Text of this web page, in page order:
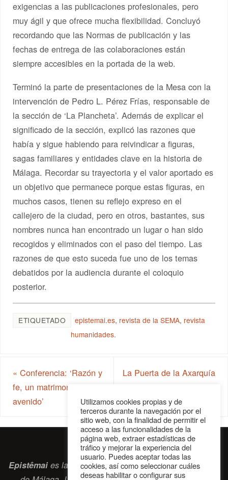
exigencias a las publicaciones profesionales, pero
muy ágil y que ofrece mucha flexibilidad. Concluyó
recordando que las Normas de publicación y las
fechas de entrega de las colaboraciones están
siempre accesibles en la portada de la web.
Terminó la parte de presentaciones de la Mesa con la
intervención de Pedro L. Pérez Frías, responsable de
la sección de ‘La Plancheta’. Además de explicar el
significado de la sección, explicó las razones que
había y sigue habiendo para reivindicar a figuras,
sagas familiares y entidades clave en la historia de
Málaga. Recordar su trayectoria y el valor aportado es
un objetivo que permanece porque estas figuras, en
muchos casos, tienen su reflejo expreso en el
callejero de la ciudad, pero en otros, bastantes, sus
nombres nunca han encontrado un lugar o han sido
recogidos y eliminados con el paso del tiempo. Las
razones de que esto suceda fue uno de los temas
debatidos por la audiencia durante el coloquio
posterior.
ETIQUETADO epistemai.es, revista de la SEMA, revista
humanidades.
« Conferencia: ‘Razón y
fe, un matrimonio mal
avenido’
La Puerta de la Axarquía
Epistêmaies la revista digital de la Sociedad Erasmiana
Utilizamos cookies propias y de
terceros durante la navegación por el
sitio web, con la finalidad de permitir el
acceso a las funcionalidades de la
página web, extraer estadísticas de
tráfico y mejorar la experiencia del
usuario. Puedes aceptar todas las
cookies, así como seleccionar cuáles
deseas habilitar o configurar sus